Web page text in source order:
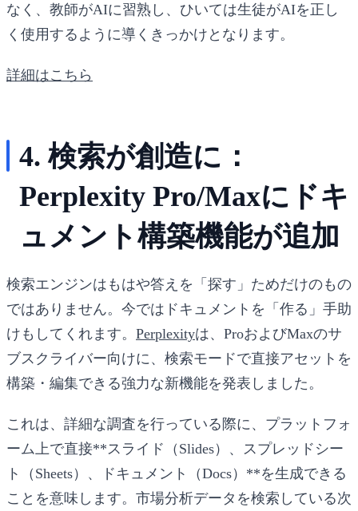
なく、教師がAIに習熟し、ひいては生徒がAIを正し
く使用するように導くきっかけとなります。
詳細はこちら
4. 検索が創造に：
Perplexity Pro/Maxにドキ
ュメント構築機能が追加
検索エンジンはもはや答えを「探す」ためだけのもの
ではありません。今ではドキュメントを「作る」手助
けもしてくれます。 Perplexityは、ProおよびMaxのサ
ブスクライバー向けに、検索モードで直接アセットを
構築・編集できる強力な新機能を発表しました。
これは、詳細な調査を行っている際に、プラットフォ
ーム上で直接**スライド（Slides）、スプレッドシー
ト（Sheets）、ドキュメント（Docs）**を生成できる
ことを意味します。市場分析データを検索している次